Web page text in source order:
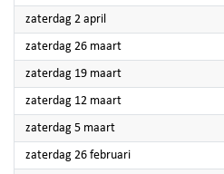
zaterdag 2 april
zaterdag 26 maart2022
zaterdag 19 maart2022
zaterdag 12 maart2022
zaterdag 5 maart2022
zaterdag 26 februari2022